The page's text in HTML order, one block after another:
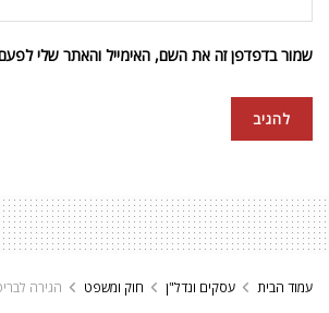
שמור בדפדפן זה את השם, האימייל והאתר שלי
עמוד הבית עסקים ונדל"ן חוק ומשפט הגירה